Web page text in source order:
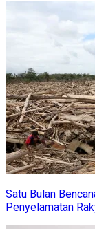
​Satu Bulan
Penyelamatan